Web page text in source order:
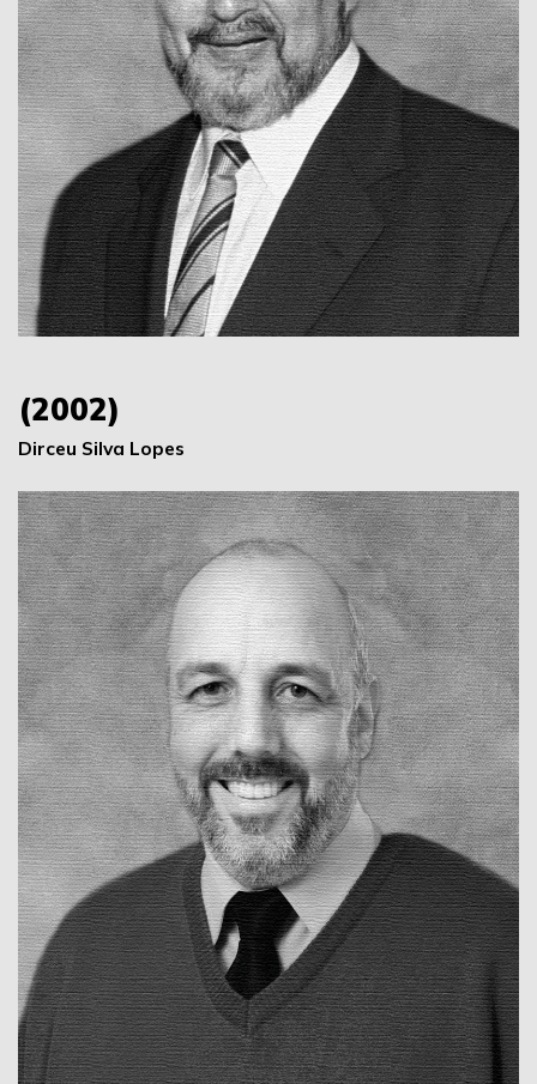
(2002)
Dirceu Silva Lopes